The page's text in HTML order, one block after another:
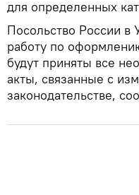
для определенных
Посольство России в
работу по
будут приняты все
акты, связанные с
законодательстве,